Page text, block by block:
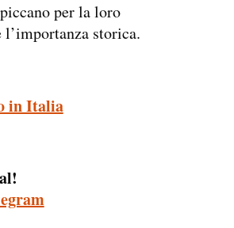
per la loro
storica.
in Italia